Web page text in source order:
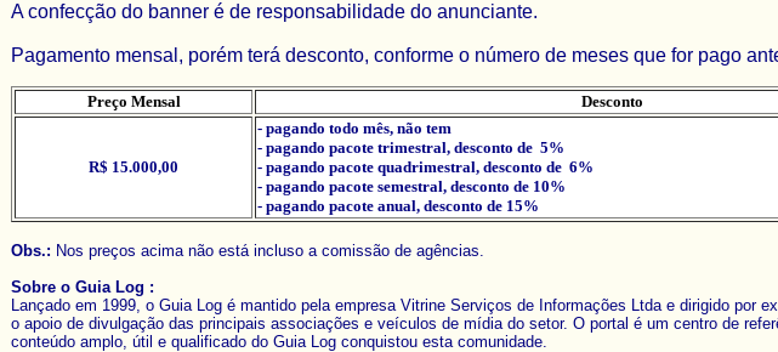
A confecção do banner é de responsabilidade do anunciante.
Pagamento mensal, porém terá desconto, conforme o número de meses que for pago
Preço Mensal Desconto
R$ 15.000,00
- pagando todo mês, não tem
- pagando pacote trimestral, desconto de 5%
- pagando pacote quadrimestral, desconto de 6%
- pagando pacote semestral, desconto de 10%
- pagando pacote anual, desconto de 15%
Obs.: Nos preços acima não está incluso a comissão de agências.
Sobre o Guia Log :
Lançado em 1999, o Guia Log é mantido pela empresa Vitrine Serviços de Informações Ltda e dirigido por
o apoio de divulgação das principais associações e veículos de mídia do setor. O portal é um centro de
conteúdo amplo, útil e qualificado do Guia Log conquistou esta comunidade.